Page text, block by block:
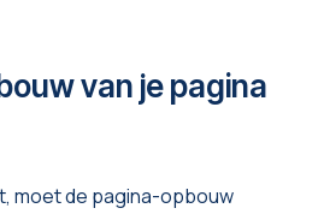
van je pagina
moet de pagina-opbouw